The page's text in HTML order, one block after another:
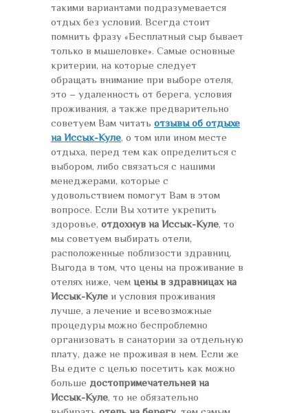
такими вариантами подразумевается
отдых без условий. Всегда стоит
помнить фразу «Бесплатный сыр бывает
только в мышеловке». Самые основные
критерии, на которые следует
обращать внимание при выборе отеля,
это – удаленность от берега, условия
проживания, а также предварительно
советуем Вам читать отзывы об отдыхе
на Иссык-Куле, о том или ином месте
отдыха, перед тем как определиться с
выбором, либо связаться с нашими
менеджерами, которые с
удовольствием помогут Вам в этом
вопросе. Если Вы хотите укрепить
здоровье, отдохнув на Иссык-Куле, то
мы советуем выбирать отели,
расположенные поблизости здравниц.
Выгода в том, что цены на проживание в
отелях ниже, чем цены в здравницах на
Иссык-Куле и условия проживания
лучше, а лечение и всевозможные
процедуры можно беспроблемно
организовать в санатории за отдельную
плату, даже не проживая в нем. Если же
Вы едите с целью посетить как можно
больше достопримечательней на
Иссык-Куле, то не обязательно